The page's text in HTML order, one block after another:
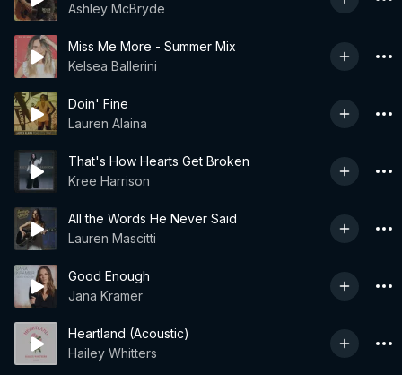
Ashley McBryde
Miss Me More - Summer Mix
Kelsea Ballerini
Doin' Fine
Lauren Alaina
That's How Hearts Get Broken
Kree Harrison
All the Words He Never Said
Lauren Mascitti
Good Enough
Jana Kramer
Heartland (Acoustic)
Hailey Whitters